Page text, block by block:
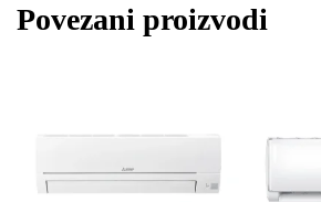
Povezani proizvodi